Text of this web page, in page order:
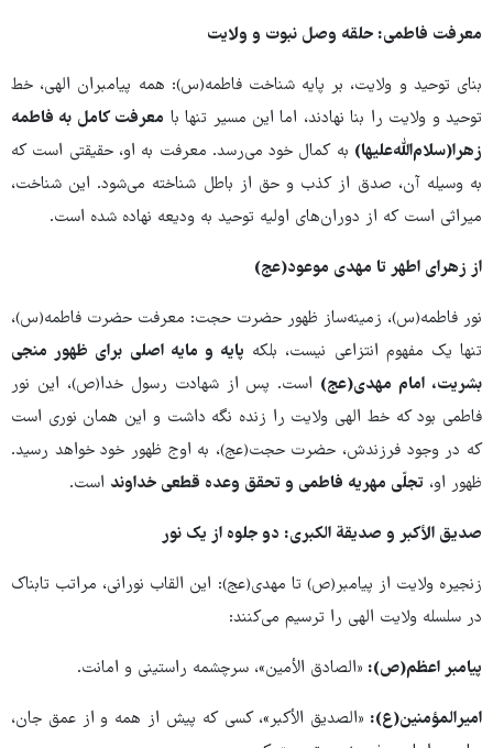
معرفت فاطمی: حلقه وصل نبوت و ولایت
بنای توحید و ولایت، بر پایه شناخت فاطمه(س): همه پیامبران الهی، خط
توحید و ولایت را بنا نهادند، اما این مسیر تنها با معرفت کامل به فاطمه
زهرا(سلام‌الله‌علیها) به کمال خود می‌رسد. معرفت به او، حقیقتی است که
به وسیله آن، صدق از کذب و حق از باطل شناخته می‌شود. این شناخت،
میراثی است که از دوران‌های اولیه توحید به ودیعه نهاده شده است.
از زهرای اطهر تا مهدی موعود(عج)
نور فاطمه(س)، زمینه‌ساز ظهور حضرت حجت: معرفت حضرت فاطمه(س)،
تنها یک مفهوم انتزاعی نیست، بلکه پایه و مایه اصلی برای ظهور منجی
بشریت، امام مهدی(عج) است. پس از شهادت رسول خدا(ص)، این نور
فاطمی بود که خط الهی ولایت را زنده نگه داشت و این همان نوری است
که در وجود فرزندش، حضرت حجت(عج)، به اوج ظهور خود خواهد رسید.
ظهور او، تجلّی مهریه فاطمی و تحقق وعده قطعی خداوند است.
صدیق الأکبر و صدیقة الکبری: دو جلوه از یک نور
زنجیره ولایت از پیامبر(ص) تا مهدی(عج): این القاب نورانی، مراتب تابناک
در سلسله ولایت الهی را ترسیم می‌کنند:
پیامبر اعظم(ص): «الصادق الأمین»، سرچشمه راستینی و امانت.
امیرالمؤمنین(ع): «الصدیق الأکبر»، کسی که پیش از همه و از عمق جان،